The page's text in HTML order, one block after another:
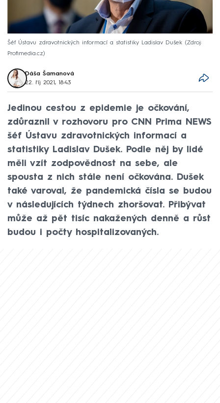
Šéf Ústavu zdravotnických informací a statistiky Ladislav Dušek
Zdroj:
Profimedia.cz
Dáša Šamanová
22. říj 2021, 18:43
Jedinou cestou z epidemie je očkování,
zdůraznil v rozhovoru pro CNN Prima NEWS
šéf Ústavu zdravotnických informací a
statistiky Ladislav Dušek. Podle něj by lidé
měli vzít zodpovědnost na sebe, ale
spousta z nich stále není očkována. Dušek
také varoval, že pandemická čísla se budou
v následujících týdnech zhoršovat. Přibývat
může až pět tisíc nakažených denně a růst
budou i počty hospitalizovaných.